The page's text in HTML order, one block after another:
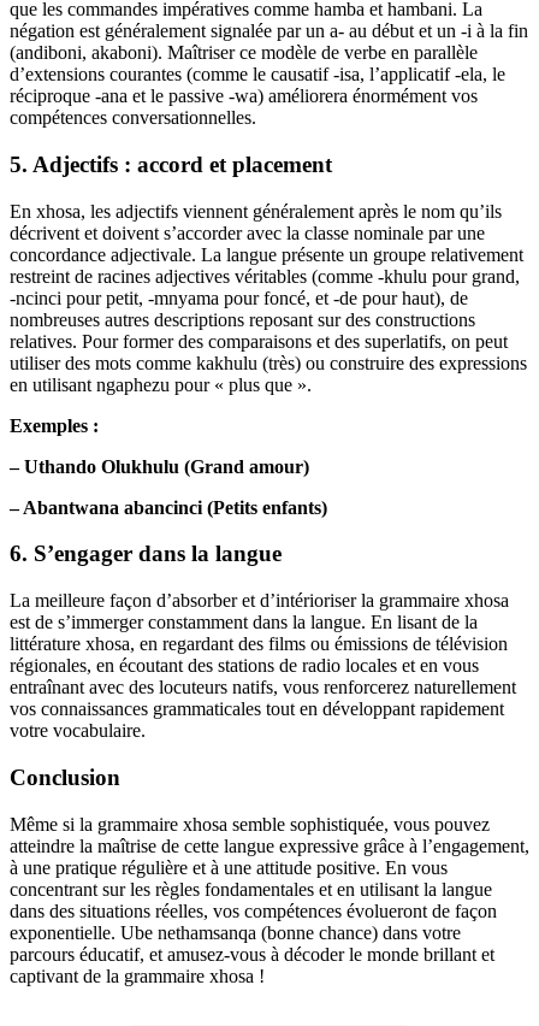
que les commandes impératives comme hamba et hambani. La
négation est généralement signalée par un a- au début et un -i à la fin
(andiboni, akaboni). Maîtriser ce modèle de verbe en parallèle
d’extensions courantes (comme le causatif -isa, l’applicatif -ela, le
réciproque -ana et le passive -wa) améliorera énormément vos
compétences conversationnelles.
5. Adjectifs : accord et placement
En xhosa, les adjectifs viennent généralement après le nom qu’ils
décrivent et doivent s’accorder avec la classe nominale par une
concordance adjectivale. La langue présente un groupe relativement
restreint de racines adjectives véritables (comme -khulu pour grand,
-ncinci pour petit, -mnyama pour foncé, et -de pour haut), de
nombreuses autres descriptions reposant sur des constructions
relatives. Pour former des comparaisons et des superlatifs, on peut
utiliser des mots comme kakhulu (très) ou construire des expressions
en utilisant ngaphezu pour « plus que ».
Exemples :
– Uthando Olukhulu (Grand amour)
– Abantwana abancinci (Petits enfants)
6. S’engager dans la langue
La meilleure façon d’absorber et d’intérioriser la grammaire xhosa
est de s’immerger constamment dans la langue. En lisant de la
littérature xhosa, en regardant des films ou émissions de télévision
régionales, en écoutant des stations de radio locales et en vous
entraînant avec des locuteurs natifs, vous renforcerez naturellement
vos connaissances grammaticales tout en développant rapidement
votre vocabulaire.
Conclusion
Même si la grammaire xhosa semble sophistiquée, vous pouvez
atteindre la maîtrise de cette langue expressive grâce à l’engagement,
à une pratique régulière et à une attitude positive. En vous
concentrant sur les règles fondamentales et en utilisant la langue
dans des situations réelles, vos compétences évolueront de façon
exponentielle. Ube nethamsanqa (bonne chance) dans votre
parcours éducatif, et amusez-vous à décoder le monde brillant et
captivant de la grammaire xhosa !